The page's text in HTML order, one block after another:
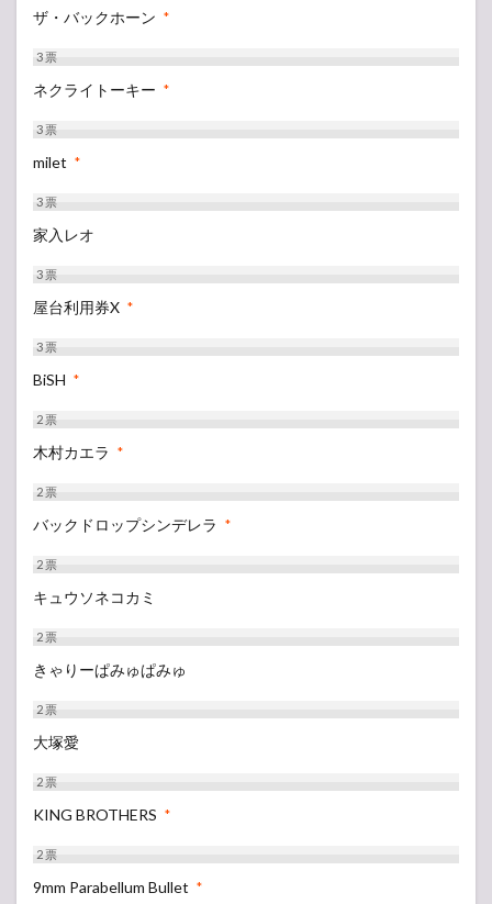
ザ・バックホーン *
3票
ネクライトーキー *
3票
milet *
3票
家入レオ
3票
屋台利用券X *
3票
BiSH *
2票
木村カエラ *
2票
バックドロップシンデレラ *
2票
キュウソネコカミ
2票
きゃりーぱみゅぱみゅ
2票
大塚愛
2票
KING BROTHERS *
2票
9mm Parabellum Bullet *